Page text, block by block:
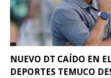
NUEVO DT CAÍDO EN
DEPORTES TEMUCO